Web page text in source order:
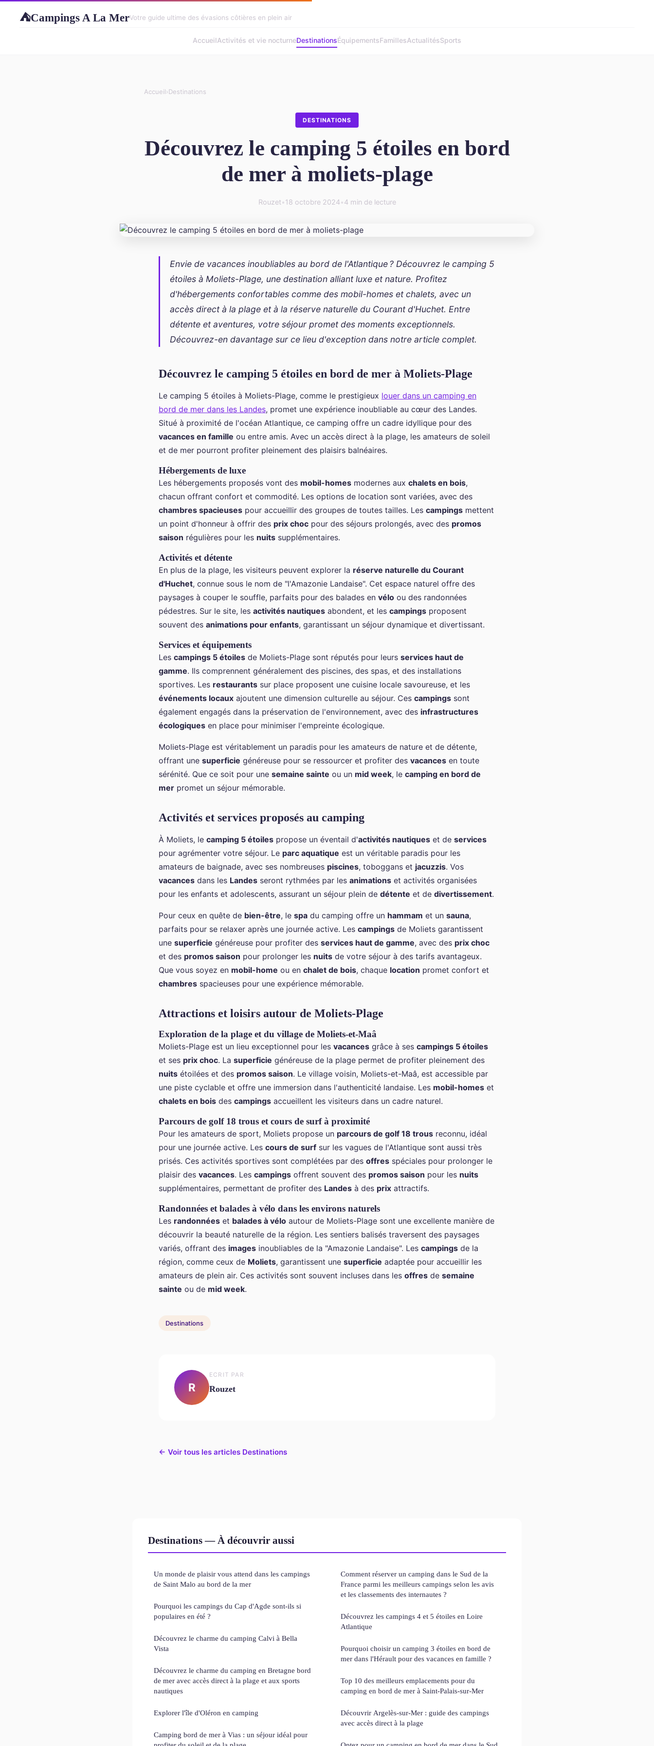
⛺Campings A La MerVotre guide ultime des évasions côtières en plein air
AccueilActivités et vie nocturneDestinationsÉquipementsFamillesActualitésSports
Accueil›Destinations
DESTINATIONS
Découvrez le camping 5 étoiles en bord
de mer à moliets-plage
Rouzet•18 octobre 2024•4 min de lecture
Envie de vacances inoubliables au bord de l'Atlantique ? Découvrez le camping 5
étoiles à Moliets-Plage, une destination alliant luxe et nature. Profitez
d'hébergements confortables comme des mobil-homes et chalets, avec un
accès direct à la plage et à la réserve naturelle du Courant d'Huchet. Entre
détente et aventures, votre séjour promet des moments exceptionnels.
Découvrez-en davantage sur ce lieu d'exception dans notre article complet.
Découvrez le camping 5 étoiles en bord de mer à Moliets-Plage
Le camping 5 étoiles à Moliets-Plage, comme le prestigieux louer dans un camping en
bord de mer dans les Landes, promet une expérience inoubliable au cœur des Landes.
Situé à proximité de l'océan Atlantique, ce camping offre un cadre idyllique pour des
vacances en famille ou entre amis. Avec un accès direct à la plage, les amateurs de soleil
et de mer pourront profiter pleinement des plaisirs balnéaires.
Hébergements de luxe
Les hébergements proposés vont des mobil-homes modernes aux chalets en bois,
chacun offrant confort et commodité. Les options de location sont variées, avec des
chambres spacieuses pour accueillir des groupes de toutes tailles. Les campings mettent
un point d'honneur à offrir des prix choc pour des séjours prolongés, avec des promos
saison régulières pour les nuits supplémentaires.
Activités et détente
En plus de la plage, les visiteurs peuvent explorer la réserve naturelle du Courant
d'Huchet, connue sous le nom de "l'Amazonie Landaise". Cet espace naturel offre des
paysages à couper le souffle, parfaits pour des balades en vélo ou des randonnées
pédestres. Sur le site, les activités nautiques abondent, et les campings proposent
souvent des animations pour enfants, garantissant un séjour dynamique et divertissant.
Services et équipements
Les campings 5 étoiles de Moliets-Plage sont réputés pour leurs services haut de
gamme. Ils comprennent généralement des piscines, des spas, et des installations
sportives. Les restaurants sur place proposent une cuisine locale savoureuse, et les
événements locaux ajoutent une dimension culturelle au séjour. Ces campings sont
également engagés dans la préservation de l'environnement, avec des infrastructures
écologiques en place pour minimiser l'empreinte écologique.
Moliets-Plage est véritablement un paradis pour les amateurs de nature et de détente,
offrant une superficie généreuse pour se ressourcer et profiter des vacances en toute
sérénité. Que ce soit pour une semaine sainte ou un mid week, le camping en bord de
mer promet un séjour mémorable.
Activités et services proposés au camping
À Moliets, le camping 5 étoiles propose un éventail d'activités nautiques et de services
pour agrémenter votre séjour. Le parc aquatique est un véritable paradis pour les
amateurs de baignade, avec ses nombreuses piscines, toboggans et jacuzzis. Vos
vacances dans les Landes seront rythmées par les animations et activités organisées
pour les enfants et adolescents, assurant un séjour plein de détente et de divertissement.
Pour ceux en quête de bien-être, le spa du camping offre un hammam et un sauna,
parfaits pour se relaxer après une journée active. Les campings de Moliets garantissent
une superficie généreuse pour profiter des services haut de gamme, avec des prix choc
et des promos saison pour prolonger les nuits de votre séjour à des tarifs avantageux.
Que vous soyez en mobil-home ou en chalet de bois, chaque location promet confort et
chambres spacieuses pour une expérience mémorable.
Attractions et loisirs autour de Moliets-Plage
Exploration de la plage et du village de Moliets-et-Maâ
Moliets-Plage est un lieu exceptionnel pour les vacances grâce à ses campings 5 étoiles
et ses prix choc. La superficie généreuse de la plage permet de profiter pleinement des
nuits étoilées et des promos saison. Le village voisin, Moliets-et-Maâ, est accessible par
une piste cyclable et offre une immersion dans l'authenticité landaise. Les mobil-homes et
chalets en bois des campings accueillent les visiteurs dans un cadre naturel.
Parcours de golf 18 trous et cours de surf à proximité
Pour les amateurs de sport, Moliets propose un parcours de golf 18 trous reconnu, idéal
pour une journée active. Les cours de surf sur les vagues de l'Atlantique sont aussi très
prisés. Ces activités sportives sont complétées par des offres spéciales pour prolonger le
plaisir des vacances. Les campings offrent souvent des promos saison pour les nuits
supplémentaires, permettant de profiter des Landes à des prix attractifs.
Randonnées et balades à vélo dans les environs naturels
Les randonnées et balades à vélo autour de Moliets-Plage sont une excellente manière de
découvrir la beauté naturelle de la région. Les sentiers balisés traversent des paysages
variés, offrant des images inoubliables de la "Amazonie Landaise". Les campings de la
région, comme ceux de Moliets, garantissent une superficie adaptée pour accueillir les
amateurs de plein air. Ces activités sont souvent incluses dans les offres de semaine
sainte ou de mid week.
Destinations
R
ECRIT PAR
Rouzet
← Voir tous les articles Destinations
Destinations — À découvrir aussi
Un monde de plaisir vous attend dans les campings
de Saint Malo au bord de la mer
Pourquoi les campings du Cap d'Agde sont-ils si
populaires en été ?
Découvrez le charme du camping Calvi à Bella
Vista
Découvrez le charme du camping en Bretagne bord
de mer avec accès direct à la plage et aux sports
nautiques
Explorer l'île d'Oléron en camping
Camping bord de mer à Vias : un séjour idéal pour
Comment réserver un camping dans le Sud de la
France parmi les meilleurs campings selon les avis
et les classements des internautes ?
Découvrez les campings 4 et 5 étoiles en Loire
Atlantique
Pourquoi choisir un camping 3 étoiles en bord de
mer dans l'Hérault pour des vacances en famille ?
Top 10 des meilleurs emplacements pour du
camping en bord de mer à Saint-Palais-sur-Mer
Découvrir Argelès-sur-Mer : guide des campings
avec accès direct à la plage